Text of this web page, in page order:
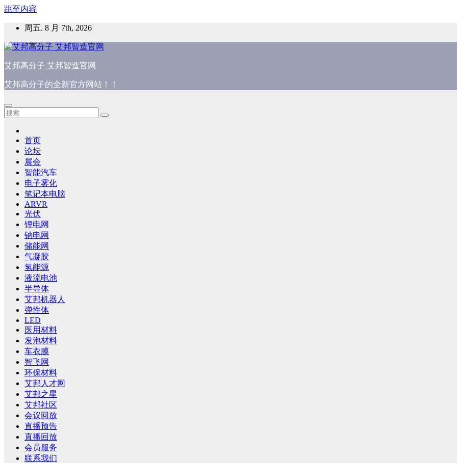
跳至内容
周五. 8 月 7th, 2026
艾邦高分子 艾邦智造官网
艾邦高分子的全新官方网站！！
首页
论坛
展会
智能汽车
电子雾化
笔记本电脑
ARVR
光伏
锂电网
钠电网
储能网
气凝胶
氢能源
液流电池
半导体
艾邦机器人
弹性体
LED
医用材料
发泡材料
车衣膜
智飞网
环保材料
艾邦人才网
艾邦之星
艾邦社区
会议回放
直播预告
直播回放
会员服务
联系我们